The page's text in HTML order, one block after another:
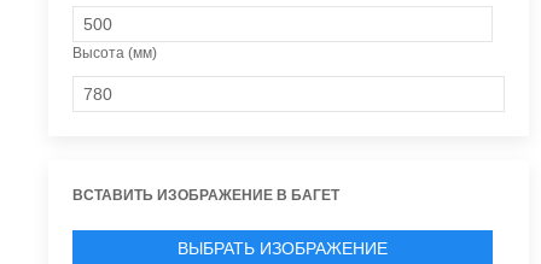
Высота (мм)
ВСТАВИТЬ ИЗОБРАЖЕНИЕ В БАГЕТ
ВЫБРАТЬ ИЗОБРАЖЕНИЕ